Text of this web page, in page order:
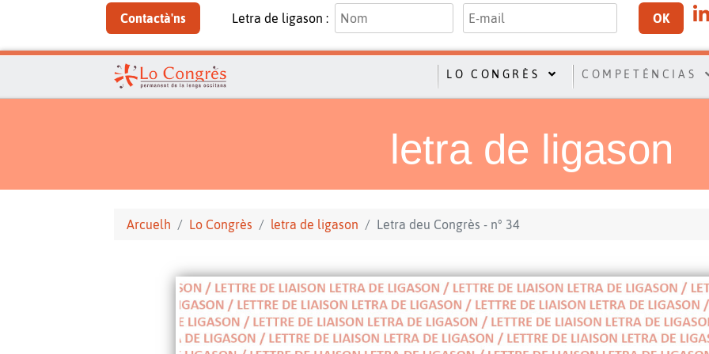
Contactà'ns Letra de ligason : OK
LO CONGRÈS COMPETÉNCIAS
letra de ligason
Arcuelh Lo Congrès letra de ligason Letra deu Congrès - n° 34